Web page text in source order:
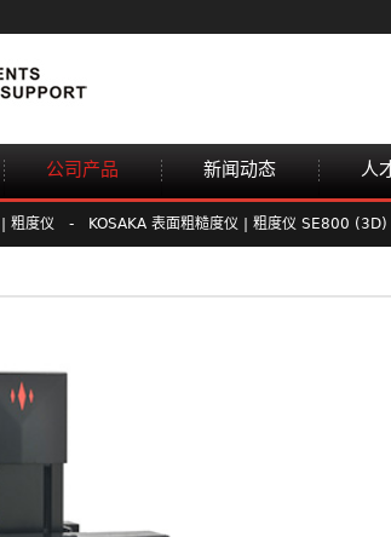
公司产品 新闻动态 人
粗度仪 - KOSAKA 表面粗糙度仪 | 粗度仪 SE800 (3D)